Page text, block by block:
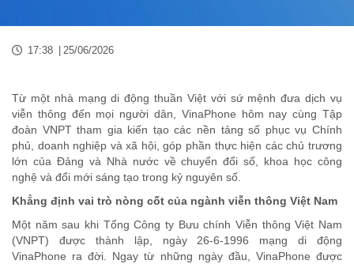
17:38 25/06/2026
Từ một nhà mạng di động thuần Việt với sứ mệnh đưa dịch vụ
viễn thông đến mọi người dân, VinaPhone hôm nay cùng Tập
đoàn VNPT tham gia kiến tạo các nền tảng số phục vụ Chính
phủ, doanh nghiệp và xã hội, góp phần thực hiện các chủ trương
lớn của Đảng và Nhà nước về chuyển đổi số, khoa học công
nghệ và đổi mới sáng tạo trong kỷ nguyên số.
Khẳng định vai trò nòng cốt của ngành viễn thông Việt Nam
Một năm sau khi Tổng Công ty Bưu chính Viễn thông Việt Nam
(VNPT) được thành lập, ngày 26-6-1996 mạng di động
VinaPhone ra đời. Ngay từ những ngày đầu, VinaPhone được